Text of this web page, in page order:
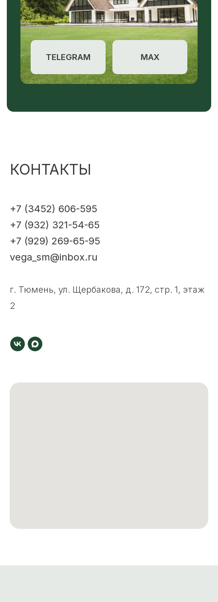
КОНТАКТЫ
+7 (3452) 606-595
+7 (932) 321-54-65
+7 (929) 269-65-95
vega_sm@inbox.ru
г. Тюмень, ул. Щербакова, д. 172, стр. 1, этаж
2